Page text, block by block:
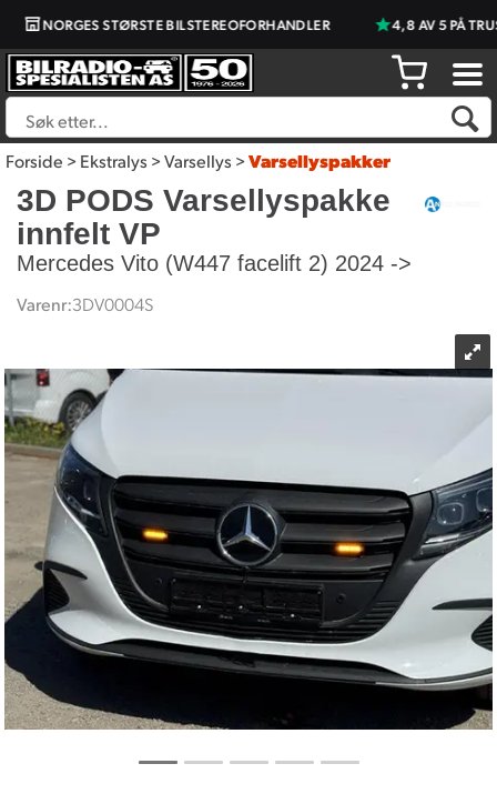
NORGES STØRSTE BILSTEREOFORHANDLER 4,8 AV 5 PÅ
Forside>Ekstralys>Varsellys>Varsellyspakker
3D PODS Varsellyspakke
innfelt VP
Mercedes Vito (W447 facelift 2) 2024 ->
Varenr:3DV0004S